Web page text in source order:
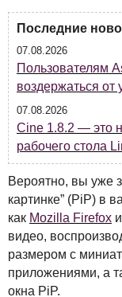
Последние
07.08.2026
Пользователям
воздержаться от
07.08.2026
Cine 1.8.2 — это
рабочего стола
Вероятно, вы уже
картинке” (PiP) в
как Mozilla Firefox и
видео,
размером с
приложениями, а
окна PiP.